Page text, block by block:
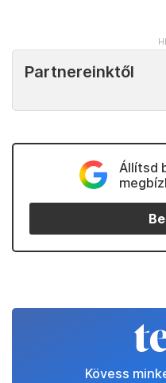
Partnereinktől
Állítsd
Kövess